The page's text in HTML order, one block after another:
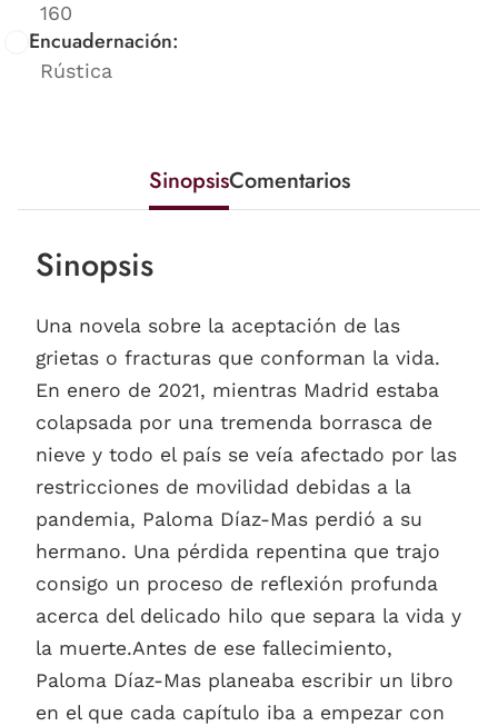
160
Encuadernación:
Rústica
SinopsisComentarios
Sinopsis
Una novela sobre la aceptación de las
grietas o fracturas que conforman la vida.
En enero de 2021, mientras Madrid estaba
colapsada por una tremenda borrasca de
nieve y todo el país se veía afectado por las
restricciones de movilidad debidas a la
pandemia, Paloma Díaz-Mas perdió a su
hermano. Una pérdida repentina que trajo
consigo un proceso de reflexión profunda
acerca del delicado hilo que separa la vida y
la muerte.Antes de ese fallecimiento,
Paloma Díaz-Mas planeaba escribir un libro
en el que cada capítulo iba a empezar con